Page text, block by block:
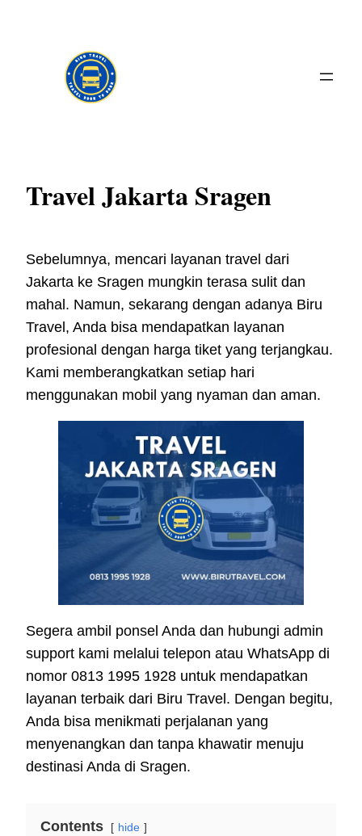
Travel Jakarta Sragen
Sebelumnya, mencari layanan travel dari
Jakarta ke Sragen mungkin terasa sulit dan
mahal. Namun, sekarang dengan adanya Biru
Travel, Anda bisa mendapatkan layanan
profesional dengan harga tiket yang terjangkau.
Kami memberangkatkan setiap hari
menggunakan mobil yang nyaman dan aman.
Segera ambil ponsel Anda dan hubungi admin
support kami melalui telepon atau WhatsApp di
nomor 0813 1995 1928 untuk mendapatkan
layanan terbaik dari Biru Travel. Dengan begitu,
Anda bisa menikmati perjalanan yang
menyenangkan dan tanpa khawatir menuju
destinasi Anda di Sragen.
Contents hide